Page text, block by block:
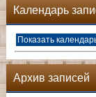
Календарь
Архив записей